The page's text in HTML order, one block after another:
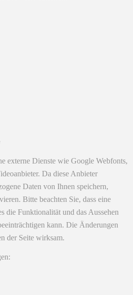
externe Dienste wie Google Webfonts,
Da diese Anbieter
Daten von Ihnen speichern,
Bitte beachten Sie, dass eine
die Funktionalität und das Aussehen
kann. Die Änderungen
der Seite wirksam.